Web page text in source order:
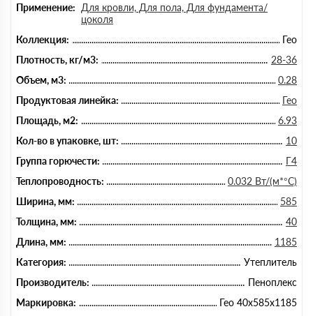
Применение: Для кровли, Для пола, Для фундамента/
цоколя
Коллекция:
Гео
Плотность, кг/м3:
28-36
Объем, м3:
0.28
Продуктовая линейка:
Гео
Площадь, м2:
6.93
Кол-во в упаковке, шт:
10
Группа горючести:
Г4
Теплопроводность:
0.032 Вт/(м*°C)
Ширина, мм:
585
Толщина, мм:
40
Длина, мм:
1185
Категория:
Утеплитель
Производитель:
Пеноплекс
Маркировка:
Гео 40х585х1185